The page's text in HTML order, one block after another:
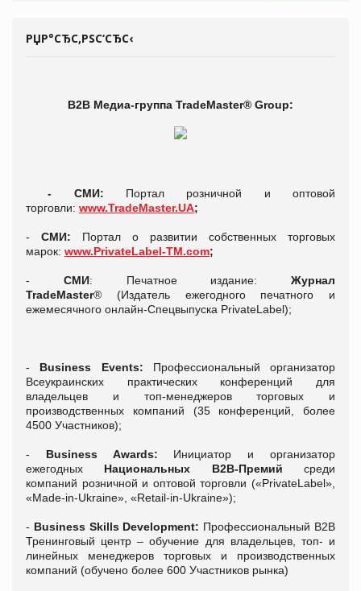
РЏР°СЂС‚РЅС‘СЂС‹
В2В Медиа-группа TradeMaster® Group:
- СМИ: Портал розничной и оптовой
торговли: www.TradeMaster.UA;
- СМИ: Портал о развитии собственных торговых
марок: www.PrivateLabel-TM.com;
- СМИ: Печатное издание: Журнал
TradeMaster® (Издатель ежегодного печатного и
ежемесячного онлайн-Спецвыпуска PrivateLabel);
- Business Events: Профессиональный организатор
Всеукраинских практических конференций для
владельцев и топ-менеджеров торговых и
производственных компаний (35 конференций, более
4500 Участников);
- Business Awards: Инициатор и организатор
ежегодных Национальных В2В-Премий среди
компаний розничной и оптовой торговли («PrivateLabel»,
«Made-in-Ukraine», «Retail-in-Ukraine»);
- Business Skills Development: Профессиональный В2В
Тренинговый центр – обучение для владельцев, топ- и
линейных менеджеров торговых и производственных
компаний (обучено более 600 Участников рынка)